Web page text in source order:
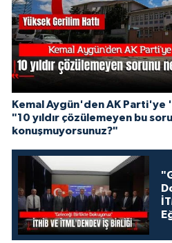
Kemal Aygün'den AK Parti'ye
"10 yıldır çözülemeyen bu
konuşmuyorsunuz?"